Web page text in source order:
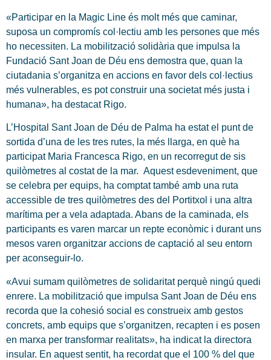
«Participar en la Magic Line és molt més que caminar,
suposa un compromís col·lectiu amb les persones que més
ho necessiten. La mobilització solidària que impulsa la
Fundació Sant Joan de Déu ens demostra que, quan la
ciutadania s’organitza en accions en favor dels col·lectius
més vulnerables, es pot construir una societat més justa i
humana», ha destacat Rigo.
L’Hospital Sant Joan de Déu de Palma ha estat el punt de
sortida d’una de les tres rutes, la més llarga, en què ha
participat Maria Francesca Rigo, en un recorregut de sis
quilòmetres al costat de la mar. Aquest esdeveniment, que
se celebra per equips, ha comptat també amb una ruta
accessible de tres quilòmetres des del Portitxol i una altra
marítima per a vela adaptada. Abans de la caminada, els
participants es varen marcar un repte econòmic i durant uns
mesos varen organitzar accions de captació al seu entorn
per aconseguir-lo.
«Avui sumam quilòmetres de solidaritat perquè ningú quedi
enrere. La mobilització que impulsa Sant Joan de Déu ens
recorda que la cohesió social es construeix amb gestos
concrets, amb equips que s’organitzen, recapten i es posen
en marxa per transformar realitats», ha indicat la directora
insular. En aquest sentit, ha recordat que el 100 % del que